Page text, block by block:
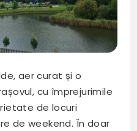
aer curat și o
cu împrejurimile
de locuri
de weekend. În doar